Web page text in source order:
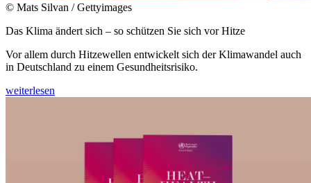
© Mats Silvan / Gettyimages
Das Klima ändert sich – so schützen Sie sich vor Hitze
Vor allem durch Hitzewellen entwickelt sich der Klimawandel auch
in Deutschland zu einem Gesundheitsrisiko.
weiterlesen